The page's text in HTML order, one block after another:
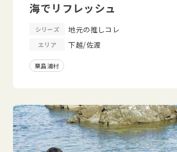
海でリフレッシュ
シリーズ 地元の推しコレ
エリア 下越/佐渡
粟島浦村